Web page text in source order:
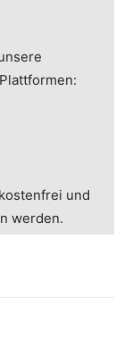
und
werden.